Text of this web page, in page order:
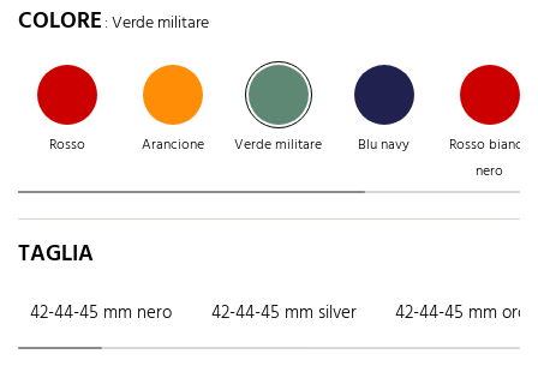
COLORE: Verde militare
Rosso Arancione Verde militare Blu navy
Rosso bianco
nero
TAGLIA
42-44-45 mm nero 42-44-45 mm silver 42-44-45 mm oro